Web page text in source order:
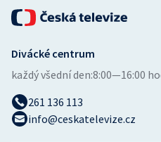
Divácké centrum
každý všední den:8:00—16:00
261 136 113
info@ceskatelevize.cz